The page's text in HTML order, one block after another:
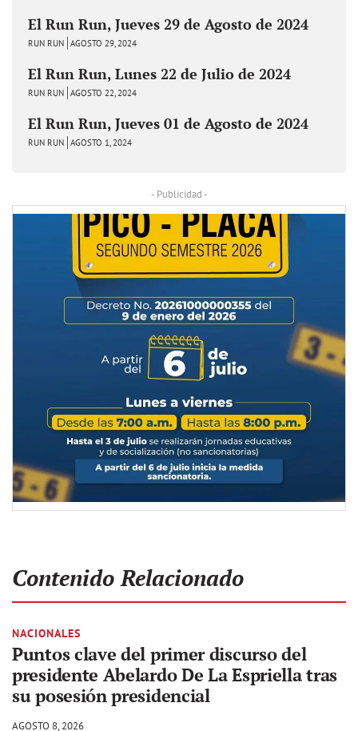
El Run Run, Jueves 29 de Agosto de 2024
RUN RUN AGOSTO 29, 2024
El Run Run, Lunes 22 de Julio de 2024
RUN RUN AGOSTO 22, 2024
El Run Run, Jueves 01 de Agosto de 2024
RUN RUN AGOSTO 1, 2024
- Publicidad -
Contenido Relacionado
NACIONALES
Puntos clave del primer discurso del
presidente Abelardo De La Espriella tras
su posesión presidencial
AGOSTO 8, 2026